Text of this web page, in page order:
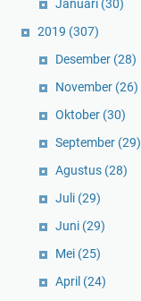
Januari (30)
2019 (307)
Desember (28)
November (26)
Oktober (30)
September (29)
Agustus (28)
Juli (29)
Juni (29)
Mei (25)
April (24)